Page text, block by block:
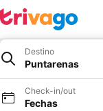
Destino
Puntarenas
Check-in/out
Fechas